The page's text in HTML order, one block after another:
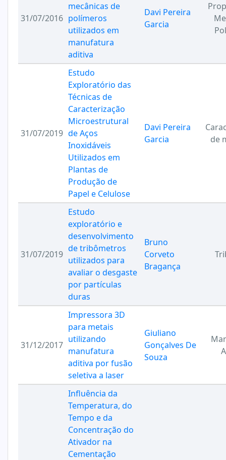
31/07/2016
mecânicas de
polímeros
utilizados em
manufatura
aditiva
Davi Pereira
Garcia
31/07/2019
Estudo
Exploratório das
Técnicas de
Caracterização
Microestrutural
de Aços
Inoxidáveis
Utilizados em
Plantas de
Produção de
Papel e Celulose
Davi Pereira
Garcia
de
31/07/2019
Estudo
exploratório e
desenvolvimento
de tribômetros
utilizados para
avaliar o desgaste
por partículas
duras
Bruno
Corveto
Bragança
31/12/2017
Impressora 3D
para metais
utilizando
manufatura
aditiva por fusão
seletiva a laser
Giuliano
Gonçalves De
Souza
Influência da
Temperatura, do
Tempo e da
Concentração do
Ativador na
Cementação